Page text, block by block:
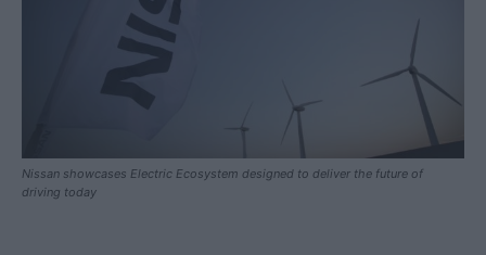
Nissan showcases Electric Ecosystem designed to deliver the future of
driving today